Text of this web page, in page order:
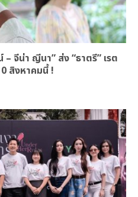
จีน่า ญีนา” ส่ง “ธาตรี” เรต
สิงหาคมนี้ !